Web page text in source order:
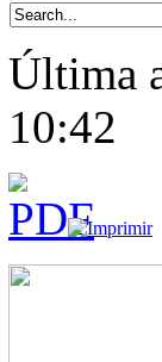
Última
10:42